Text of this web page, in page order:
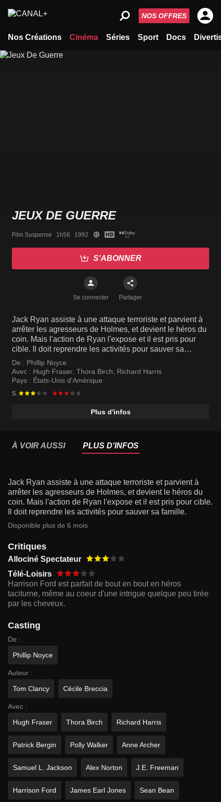
Nos Créations Cinéma Séries Sport Docs
NOS OFFRES
JEUX DE GUERRE
Film Suspense   1h56   1992
S'ABONNER
Se connecter Partager
Jack Ryan assiste à une attaque terroriste et parvient à
arrêter les agresseurs de Holmes, et devient le héros du
coin. Mais l'action de Ryan l'expose et il est pris pour
cible. Il doit reprendre les activités pour sauver sa
famille.
De : Phillip Noyce
Avec : Hugh Fraser Thora Birch
Richard Harris
Pays : États-Unis d'Amérique
S.
Plus d'infos
À VOIR AUSSI PLUS D'INFOS
Jack Ryan assiste à une attaque terroriste et parvient à
arrêter les agresseurs de Holmes, et devient le héros du
coin. Mais l'action de Ryan l'expose et il est pris pour cible.
Il doit reprendre les activités pour sauver sa famille.
Disponible plus de 6 mois
Critiques
Allociné Spectateur
Télé-Loisirs
Harrison Ford est parfait de bout en bout en héros
taciturne, même au coeur d'une intrigue quelque peu tirée
par les cheveux.
Casting
De :
Phillip Noyce
Auteur :
Tom Clancy
Cécile Breccia
Avec :
Hugh Fraser
Thora Birch Richard Harris
Patrick Bergin Polly Walker Anne Archer
Samuel L. Jackson Alex Norton J.E. Freeman
Harrison Ford James Earl Jones Sean Bean